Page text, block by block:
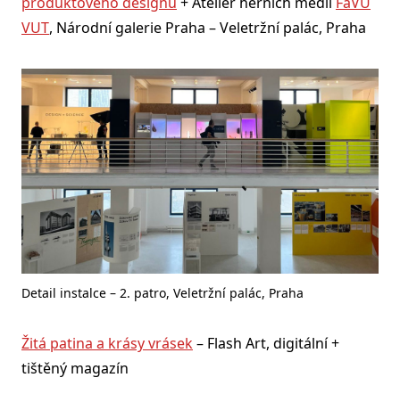
VUT, Národní galerie Praha – Veletržní palác, Praha
Detail instalce – 2. patro, Veletržní palác, Praha
Žitá patina a krásy vrásek– Flash Art, digitální +
tištěný magazín